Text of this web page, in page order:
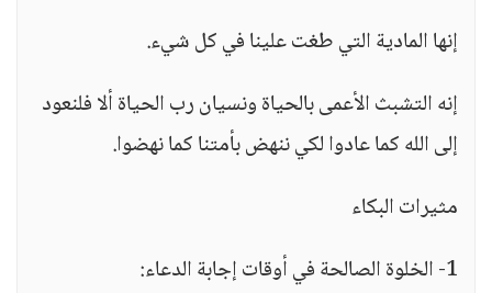
إنها المادية التي طغت علينا في كل شيء.
إنه التشبث الأعمى بالحياة ونسيان رب الحياة ألا فلنعود
إلى الله كما عادوا لكي ننهض بأمتنا كما نهضوا.
مثيرات البكاء
1- الخلوة الصالحة في أوقات إجابة الدعاء: